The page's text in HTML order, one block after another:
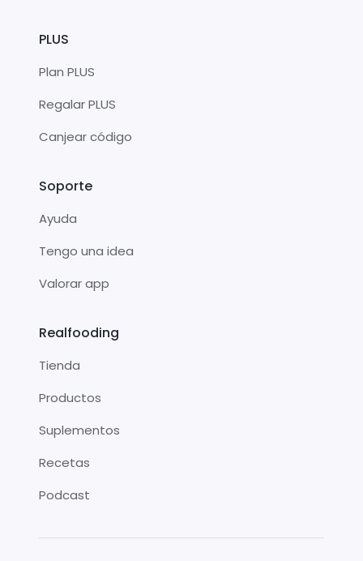
PLUS
Plan PLUS
Regalar PLUS
Canjear código
Soporte
Ayuda
Tengo una idea
Valorar app
Realfooding
Tienda
Productos
Suplementos
Recetas
Podcast